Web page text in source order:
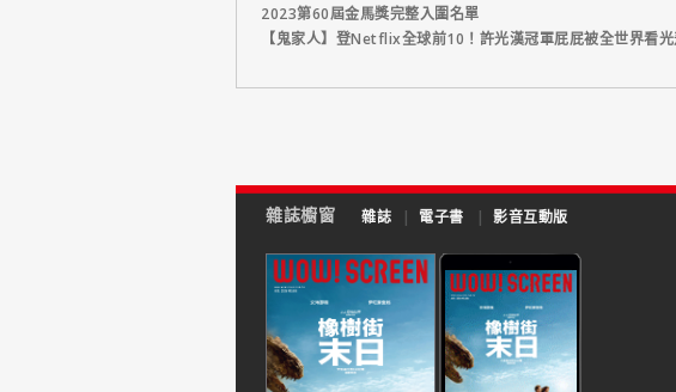
2023第60屆金馬獎完整入圍名單
【鬼家人】登Netflix全球前10！許光漢冠軍屁屁被全世界看光
雜誌櫥窗 雜誌 | 電子書 | 影音互動版